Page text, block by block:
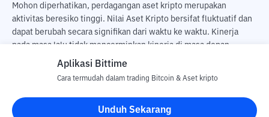
Mohon diperhatikan, perdagangan aset kripto merupakan
aktivitas beresiko tinggi. Nilai Aset Kripto bersifat fluktuatif dan
dapat berubah secara signifikan dari waktu ke waktu. Kinerja
pada masa lalu tidak mencerminkan kinerja di masa depan.
Terdapat risiko kehilangan sebagai dampak dari membeli dan
pengguna. PT Utama Aset Digital Indonesia (Bittime) tidak
bertanggung jawab atas perubahan fluktuasi dari nilai tukar Aset
Kripto.
Aplikasi Bittime
Cara termudah dalam trading Bitcoin & Aset kripto
Unduh Sekarang